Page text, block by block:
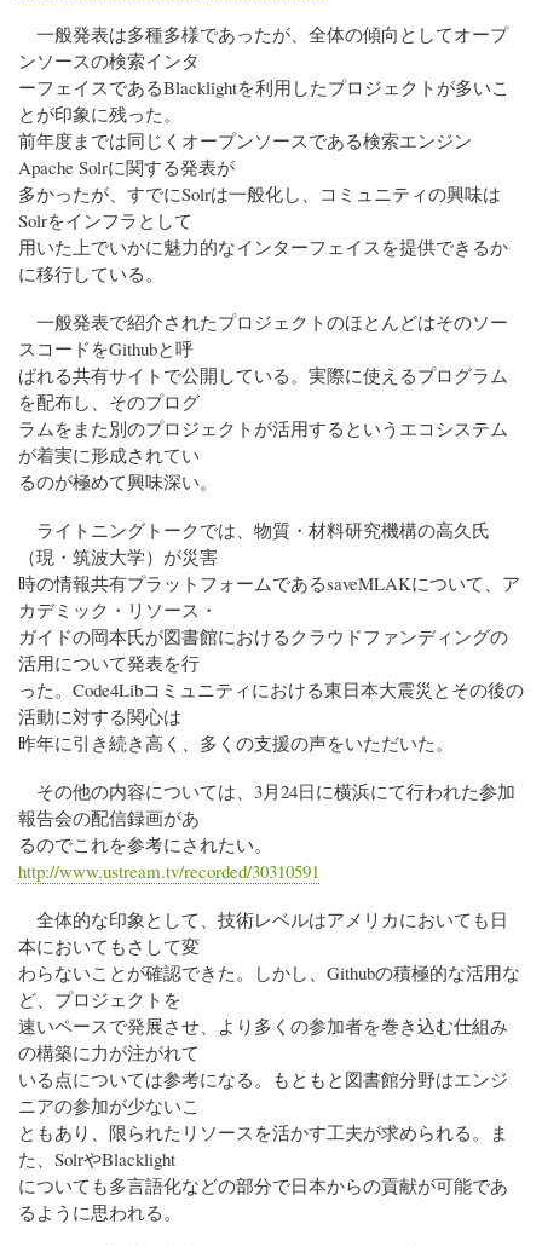
一般発表は多種多様であったが、全体の傾向としてオープ
ンソースの検索インタ
ーフェイスであるBlacklightを利用したプロジェクトが多いこ
とが印象に残った。
前年度までは同じくオープンソースである検索エンジン
Apache Solrに関する発表が
多かったが、すでにSolrは一般化し、コミュニティの興味は
Solrをインフラとして
用いた上でいかに魅力的なインターフェイスを提供できるか
に移行している。
一般発表で紹介されたプロジェクトのほとんどはそのソー
スコードをGithubと呼
ばれる共有サイトで公開している。実際に使えるプログラム
を配布し、そのプログ
ラムをまた別のプロジェクトが活用するというエコシステム
が着実に形成されてい
るのが極めて興味深い。
ライトニングトークでは、物質・材料研究機構の高久氏
（現・筑波大学）が災害
時の情報共有プラットフォームであるsaveMLAKについて、ア
カデミック・リソース・
ガイドの岡本氏が図書館におけるクラウドファンディングの
活用について発表を行
った。Code4Libコミュニティにおける東日本大震災とその後の
活動に対する関心は
昨年に引き続き高く、多くの支援の声をいただいた。
その他の内容については、3月24日に横浜にて行われた参加
報告会の配信録画があ
るのでこれを参考にされたい。
http://www.ustream.tv/recorded/30310591
全体的な印象として、技術レベルはアメリカにおいても日
本においてもさして変
わらないことが確認できた。しかし、Githubの積極的な活用な
ど、プロジェクトを
速いペースで発展させ、より多くの参加者を巻き込む仕組み
の構築に力が注がれて
いる点については参考になる。もともと図書館分野はエンジ
ニアの参加が少ないこ
ともあり、限られたリソースを活かす工夫が求められる。ま
た、SolrやBlacklight
についても多言語化などの部分で日本からの貢献が可能であ
るように思われる。